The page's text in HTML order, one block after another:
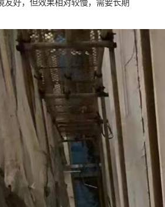
友好，但效果相对较慢，需要长期